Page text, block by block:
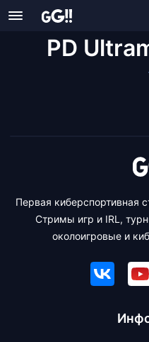
PD
Первая киберспортивная
Стримы игр и IRL,
околоигровые и